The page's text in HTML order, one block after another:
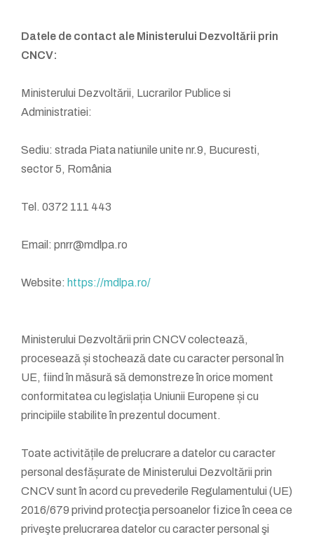
Datele de contact ale Ministerului Dezvoltării prin
CNCV:
Ministerului Dezvoltării, Lucrarilor Publice si
Administratiei:
Sediu: strada Piata natiunile unite nr.9, Bucuresti,
sector 5, România
Tel. 0372 111 443
Email: pnrr@mdlpa.ro
Website: https://mdlpa.ro/
Ministerului Dezvoltării prin CNCV colectează,
procesează și stochează date cu caracter personal în
UE, fiind în măsură să demonstreze în orice moment
conformitatea cu legislația Uniunii Europene și cu
principiile stabilite în prezentul document.
Toate activitățile de prelucrare a datelor cu caracter
personal desfășurate de Ministerului Dezvoltării prin
CNCV sunt în acord cu prevederile Regulamentului (UE)
2016/679 privind protecţia persoanelor fizice în ceea ce
priveşte prelucrarea datelor cu caracter personal şi